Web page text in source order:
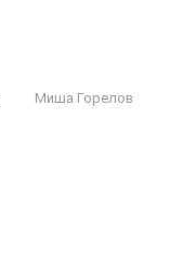
Миша Горелов